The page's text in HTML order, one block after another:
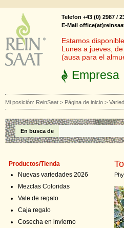
Telefon +43 (0) 2987 /
E-Mail
Estamos
Lunes a jueves,
(ausa para el
Empresa
Mi posición: ReinSaat > Página de inicio >
En busca de
Productos/Tienda
Nuevas variedades 2026
Mezclas Coloridas
Vale de regalo
Caja regalo
Cosecha en invierno